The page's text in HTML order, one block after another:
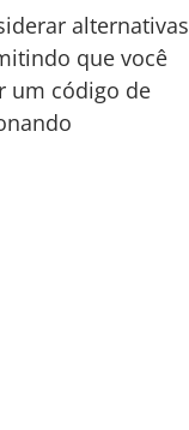
alternativas
que você
um código de